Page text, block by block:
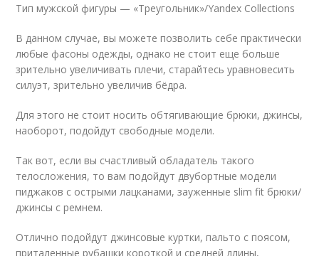
Тип мужской фигуры — «Треугольник»/Yandex Collections
В данном случае, вы можете позволить себе практически
любые фасоны одежды, однако не стоит еще больше
зрительно увеличивать плечи, старайтесь уравновесить
силуэт, зрительно увеличив бёдра.
Для этого не стоит носить обтягивающие брюки, джинсы,
наоборот, подойдут свободные модели.
Так вот, если вы счастливый обладатель такого
телосложения, то вам подойдут двубортные модели
пиджаков с острыми лацканами, зауженные slim fit брюки/
джинсы с ремнем.
Отлично подойдут джинсовые куртки, пальто с поясом,
приталенные рубашки короткой и средней длины,